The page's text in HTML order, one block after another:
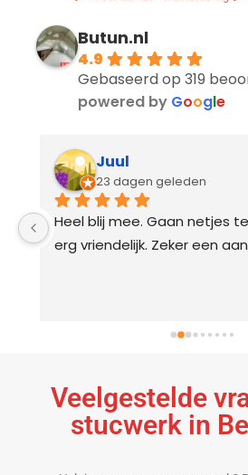
Butun.nl
4.9
Gebaseerd op 319
powered by Google
Juul
23 dagen geleden
Heel blij mee. Gaan netjes
erg vriendelijk. Zeker een
Veelgestelde
stucwerk in